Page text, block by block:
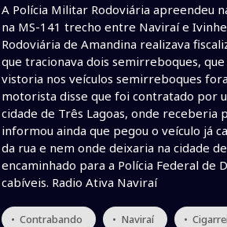
A Polícia Militar Rodoviária apreendeu
na MS-141 trecho entre Naviraí e
Rodoviária de Amandina realizava
que tracionava dois semirreboques,
vistoria nos veículos semirreboques
motorista disse que foi contratado por
cidade de Três Lagoas, onde receberia
informou ainda que pegou o veículo já
da rua e nem onde deixaria na cidade
encaminhado para a Polícia Federal de
cabíveis. Radio Ativa Naviraí
• Contrabando • Naviraí •